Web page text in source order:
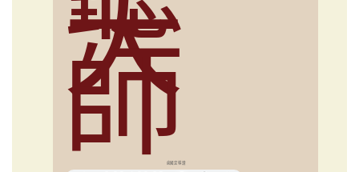
大
師
俞國定導讀